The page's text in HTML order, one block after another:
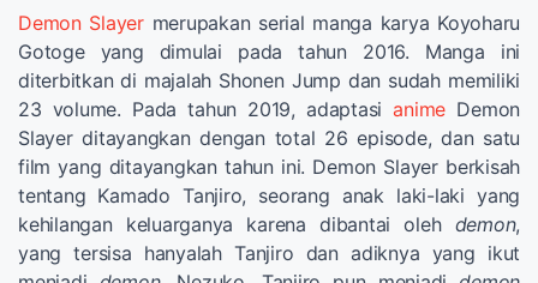
Demon Slayermerupakan serial manga karya Koyoharu
Gotoge yang dimulai pada tahun 2016. Manga ini
diterbitkan di majalah Shonen Jump dan sudah memiliki
23 volume. Pada tahun 2019, adaptasianime Demon
Slayer ditayangkan dengan total 26 episode, dan satu
film yang ditayangkan tahun ini. Demon Slayer berkisah
tentang Kamado Tanjiro, seorang anak laki-laki yang
kehilangan keluarganya karena dibantai oleh demon,
yang tersisa hanyalah Tanjiro dan adiknya yang ikut